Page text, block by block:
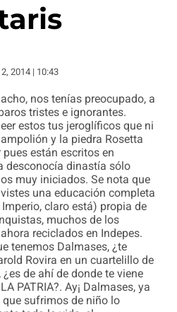
2014 | 10:43
nos tenías preocupado, a
tristes e ignorantes.
estos tus jeroglíficos que ni
y la piedra Rosetta
están escritos en
desconocía dinastía sólo
muy iniciados. Se nota que
una educación completa
claro está) propia de
muchos de los
reciclados en Indepes.
tenemos Dalmases, ¿te
Rovira en un cuartelillo de
de ahí de donde te viene
PATRIA?. Ay¡ Dalmases, ya
sufrimos de niño lo